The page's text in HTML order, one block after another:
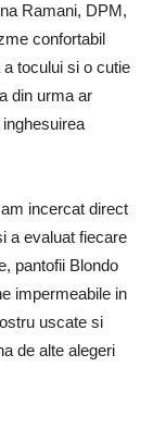
Ramani, DPM,
confortabil
tocului si o cutie
din urma ar
incercat direct
a evaluat fiecare
pantofii Blondo
impermeabile in
uscate si
de alte alegeri